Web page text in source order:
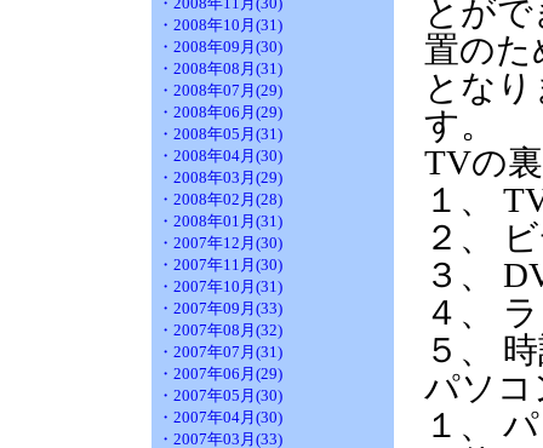
・2008年10月(31)
・2008年09月(30)
・2008年08月(31)
・2008年07月(29)
・2008年06月(29)
・2008年05月(31)
・2008年04月(30)
・2008年03月(29)
・2008年02月(28)
・2008年01月(31)
・2007年12月(30)
・2007年11月(30)
・2007年10月(31)
・2007年09月(33)
・2007年08月(32)
・2007年07月(31)
・2007年06月(29)
・2007年05月(30)
・2007年04月(30)
・2007年03月(33)
とが
置のた
とな
す。
TVの
１、
２、
３、
４、
５、
パソコ
１、